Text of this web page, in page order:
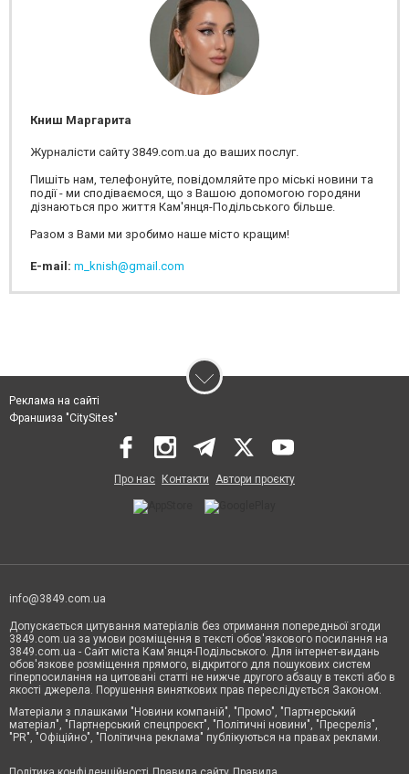
Книш Маргарита
Журналісти сайту 3849.com.ua до ваших послуг.
Пишіть нам, телефонуйте, повідомляйте про міські новини та
події - ми сподіваємося, що з Вашою допомогою городяни
дізнаються про життя Кам'янця-Подільського більше.
Разом з Вами ми зробимо наше місто кращим!
E-mail: m_knish@gmail.com
Реклама на сайті
Франшиза "CitySites"
Про нас Контакти Автори проєкту
info@3849.com.ua
Допускається цитування матеріалів без отримання попередньої згоди
3849.com.ua за умови розміщення в тексті обов'язкового посилання на
3849.com.ua - Сайт міста Кам'янця-Подільського. Для інтернет-видань
обов'язкове розміщення прямого, відкритого для пошукових систем
гіперпосилання на цитовані статті не нижче другого абзацу в тексті або в
якості джерела. Порушення виняткових прав переслідується Законом.
Матеріали з плашками "Новини компаній", "Промо", "Партнерський
матеріал", "Партнерський спецпроєкт", "Політичні новини", "Пресреліз",
"PR", "Офіційно", "Політична реклама" публікуються на правах реклами.